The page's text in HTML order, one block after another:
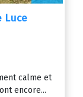
Luce
calme et
encore...